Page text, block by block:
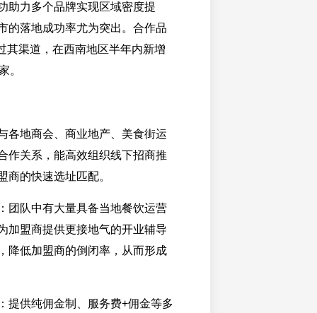
助力多个品牌实现区域密度提
的落地成功率尤为突出。合作品
其渠道，在西南地区半年内新增
。
各地商会、商业地产、美食街运
作关系，能高效组织线下招商推
商的快速选址匹配。
团队中有大量具备当地餐饮运营
加盟商提供更接地气的开业辅导
降低加盟商的倒闭率，从而形成
提供纯佣金制、服务费+佣金等多